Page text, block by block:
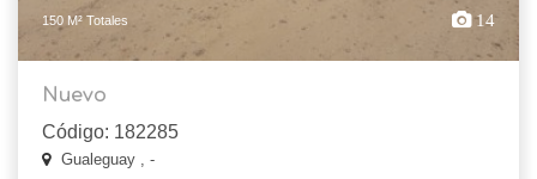
150 M² Totales 14
Nuevo
Código: 182285
Gualeguay , -